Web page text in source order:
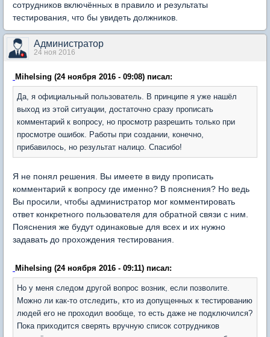
сотрудников включённых в правило и результаты
тестирования, что бы увидеть должников.
Администратор
24 ноя 2016
Mihelsing (24 ноября 2016 - 09:08) писал:
Да, я официальный пользователь. В принципе я уже нашёл
выход из этой ситуации, достаточно сразу прописать
комментарий к вопросу, но просмотр разрешить только при
просмотре ошибок. Работы при создании, конечно,
прибавилось, но результат налицо. Спасибо!
Я не понял решения. Вы имеете в виду прописать
комментарий к вопросу где именно? В пояснения? Но ведь
Вы просили, чтобы администратор мог комментировать
ответ конкретного пользователя для обратной связи с ним.
Пояснения же будут одинаковые для всех и их нужно
задавать до прохождения тестирования.
Mihelsing (24 ноября 2016 - 09:11) писал:
Но у меня следом другой вопрос возник, если позволите.
Можно ли как-то отследить, кто из допущенных к тестированию
людей его не проходил вообще, то есть даже не подключился?
Пока приходится сверять вручную список сотрудников